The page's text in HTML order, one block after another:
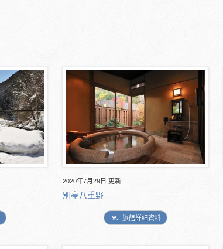
2020年7月29日 更新
別亭八重野
旅館詳細資料